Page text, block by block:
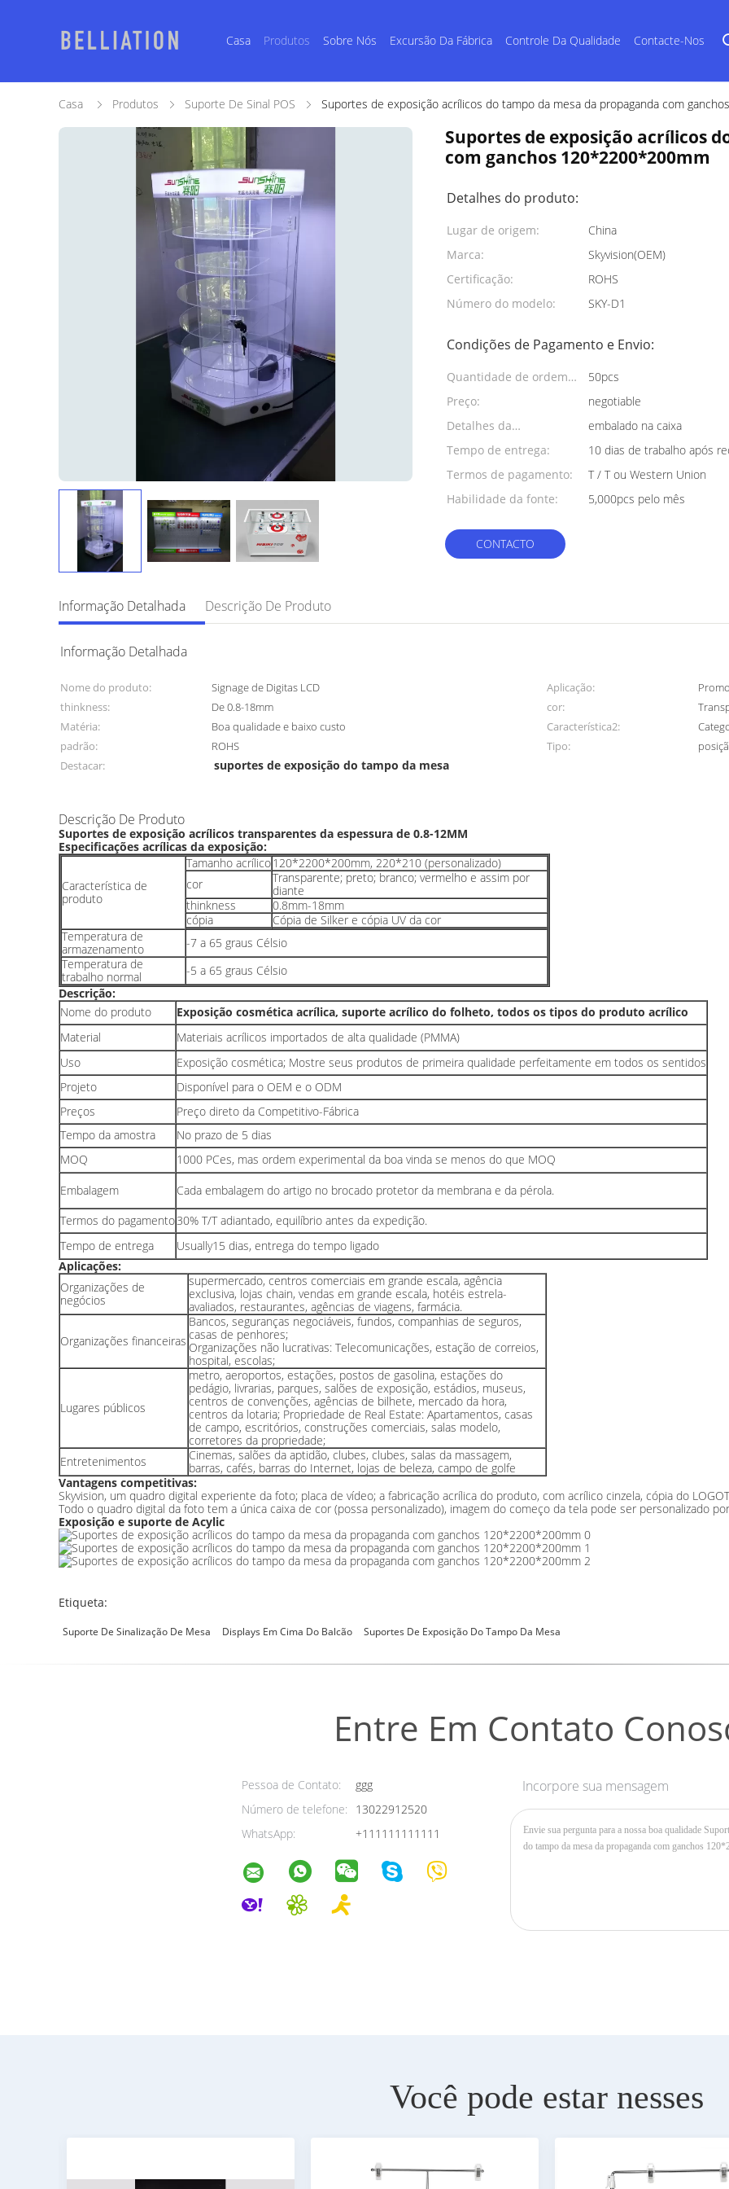
Casa Produtos Sobre Nós Excursão Da Fábrica Controle Da Qualidade Contacte-Nos
Casa Produtos Suporte De Sinal POS Suportes de exposição acrílicos do tampo da mesa da propaganda com
Suportes de exposição acrílicos
com ganchos 120*2200*200mm
Detalhes do produto:
Lugar de origem:
China
Marca:
Skyvision(OEM)
Certificação:
ROHS
Número do modelo:
SKY-D1
Condições de Pagamento e Envio:
Quantidade de ordem
mínima:
50pcs
Preço:
negotiable
Detalhes da
embalagem:
embalado na caixa
Tempo de entrega:
10 dias de trabalho após
Termos de pagamento:
T / T ou Western Union
Habilidade da fonte:
5,000pcs pelo mês
CONTACTO
Informação Detalhada Descrição De Produto
Informação Detalhada
Nome do produto: Signage de Digitas LCD Aplicação:
thinkness:
De 0.8-18mm cor:
Matéria:
Boa qualidade e baixo custo Característica2:
padrão:
ROHS Tipo:
Destacar:
suportes de exposição do tampo da mesa
Descrição De Produto
Suportes de exposição acrílicos transparentes da espessura de 0.8-12MM
Especificações acrílicas da exposição:
Característica de
produto
Tamanho acrílico120*2200*200mm, 220*210 (personalizado)
cor
Transparente; preto; branco; vermelho e assim por
diante
thinkness
0.8mm-18mm
cópia
Cópia de Silker e cópia UV da cor
Temperatura de
armazenamento
-7 a 65 graus Célsio
Temperatura de
trabalho normal
-5 a 65 graus Célsio
Descrição:
Nome do produto
Exposição cosmética acrílica, suporte acrílico do folheto, todos os tipos do produto acrílico
Material
Materiais acrílicos importados de alta qualidade (PMMA)
Uso
Exposição cosmética; Mostre seus produtos de primeira qualidade perfeitamente em todos os sentidos
Projeto
Disponível para o OEM e o ODM
Preços
Preço direto da Competitivo-Fábrica
Tempo da amostra
No prazo de 5 dias
MOQ
1000 PCes, mas ordem experimental da boa vinda se menos do que MOQ
Embalagem
Cada embalagem do artigo no brocado protetor da membrana e da pérola.
Termos do pagamento30% T/T adiantado, equilíbrio antes da expedição.
Tempo de entrega
Usually15 dias, entrega do tempo ligado
Aplicações:
Organizações de
negócios
supermercado, centros comerciais em grande escala, agência
exclusiva, lojas chain, vendas em grande escala, hotéis estrela-
avaliados, restaurantes, agências de viagens, farmácia.
Organizações financeiras
Bancos, seguranças negociáveis, fundos, companhias de seguros,
casas de penhores;
Organizações não lucrativas: Telecomunicações, estação de correios,
hospital, escolas;
Lugares públicos
metro, aeroportos, estações, postos de gasolina, estações do
pedágio, livrarias, parques, salões de exposição, estádios, museus,
centros de convenções, agências de bilhete, mercado da hora,
centros da lotaria; Propriedade de Real Estate: Apartamentos, casas
de campo, escritórios, construções comerciais, salas modelo,
corretores da propriedade;
Entretenimentos
Cinemas, salões da aptidão, clubes, clubes, salas da massagem,
barras, cafés, barras do Internet, lojas de beleza, campo de golfe
Vantagens competitivas:
Skyvision, um quadro digital experiente da foto; placa de vídeo; a fabricação acrílica do produto, com acrílico cinzela, cópia do
Todo o quadro digital da foto tem a única caixa de cor (possa personalizado), imagem do começo da tela pode ser personalizado
Exposição e suporte de Acylic
Etiqueta:
Suporte De Sinalização De Mesa Displays Em Cima Do Balcão Suportes De Exposição Do Tampo Da Mesa
Entre Em Contato
Pessoa de Contato:
ggg
Número de telefone:
13022912520
WhatsApp:
+111111111111
Incorpore sua mensagem
Você pode estar nesses